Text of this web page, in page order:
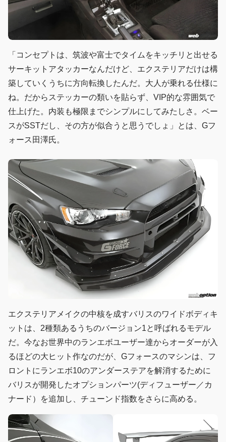
「コンセプトは、筑波や富士でタイムをキッチリと出せる
サーキットアタッカーなんだけど、エクステリアだけは構
築していくうちに方向転換したんだ。大人が乗れる仕様に
ね。だからステッカーの類いを貼らず、VIP的な雰囲気で
仕上げた。内装も極限までシンプルにしてみたしさ。ベー
スがSSTだし、その方が似合うと思うでしょ」とは、Gフ
ォース田澤氏。
エクステリアメイクの中核を成すバリスのワイドボディキ
ットは、2種類あるうちのバージョン1と呼ばれるモデル
だ。今なお世界中のランエボユーザー達からオーダーが入
るほどの大ヒット作なのだが、Gフォースのマシンは、フ
ロントにランエボ10のアンダーステアを解消するために
バリスが開発したオプションパーツ(ディフューザー／カ
ナード）を追加し、チューンド指数をさらに高める。